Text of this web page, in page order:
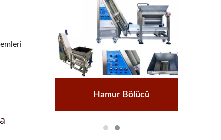
Hamur Bölücü